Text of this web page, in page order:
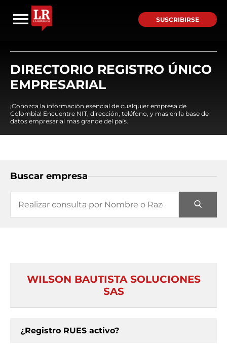
SUSCRIBIRSE
DIRECTORIO REGISTRO ÚNICO
EMPRESARIAL
¡Conozca la información esencial de cualquier empresa de
Colombia! Encuentre NIT, dirección, teléfono, y mas en la base de
datos empresarial mas grande del país.
Buscar empresa
WILSON BAUTISTA SOLUCIONES
SAS
¿Registro RUES activo?